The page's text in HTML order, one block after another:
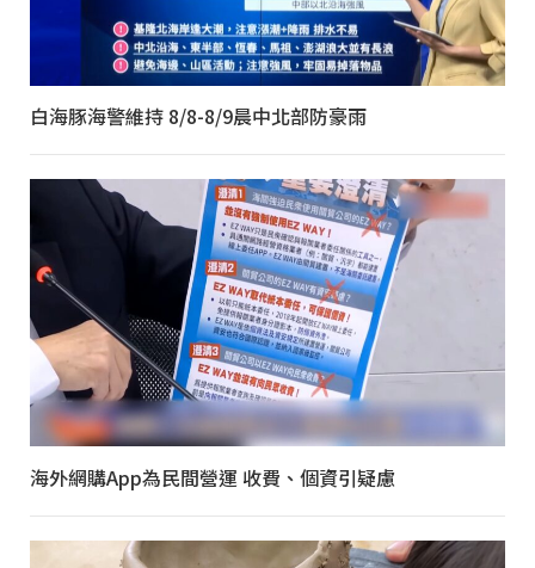
白海豚海警維持 8/8-8/9晨中北部防豪雨
海外網購App為民間營運 收費、個資引疑慮